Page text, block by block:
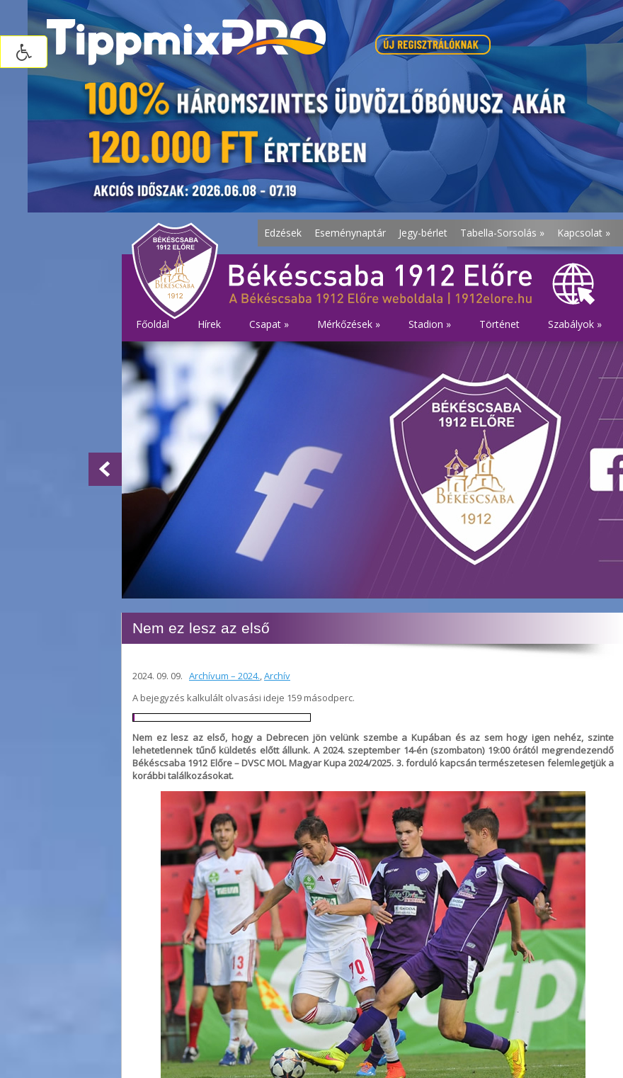
Edzések Eseménynaptár Jegy-bérlet Tabella-Sorsolás » Kapcsolat »
Főoldal Hírek Csapat » Mérkőzések » Stadion » Történet Szabályok »
Nem ez lesz az első
2024. 09. 09. Archívum – 2024.,Archív
A bejegyzés kalkulált olvasási ideje 159 másodperc.
Nem ez lesz az első, hogy a Debrecen jön velünk szembe a Kupában és az sem hogy igen nehéz, szinte
lehetetlennek tűnő küldetés előtt állunk. A 2024. szeptember 14-én (szombaton) 19:00 órától megrendezendő
Békéscsaba 1912 Előre – DVSC MOL Magyar Kupa 2024/2025. 3. forduló kapcsán természetesen felemlegetjük a
korábbi találkozásokat.